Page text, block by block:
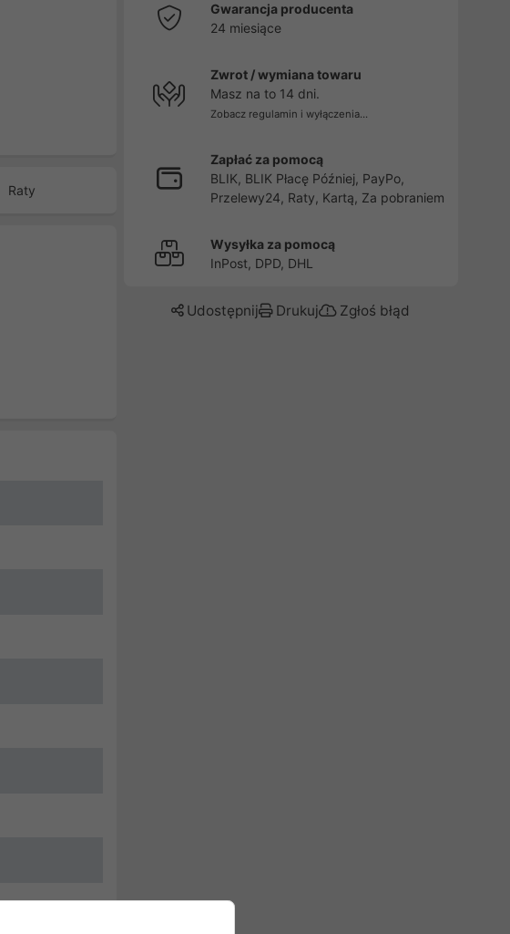
Raty
Gwarancja producenta
24 miesiące
Zwrot / wymiana towaru
Masz na to 14 dni.
Zobacz regulamin i wyłączenia...
Zapłać za pomocą
BLIK, BLIK Płacę Później, PayPo,
Przelewy24, Raty, Kartą, Za pobraniem
Wysyłka za pomocą
InPost, DPD, DHL
Udostępnij Drukuj Zgłoś błąd